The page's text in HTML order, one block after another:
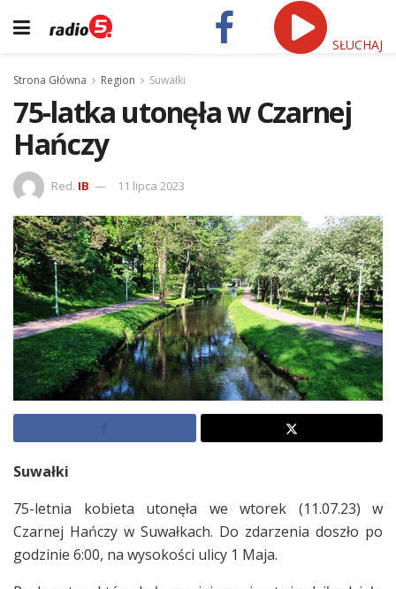
SŁUCHAJ
Strona Główna Region Suwałki
75-latka utonęła w Czarnej
Hańczy
Red. IB 11 lipca 2023
Suwałki
75-letnia kobieta utonęła we wtorek (11.07.23) w
Czarnej Hańczy w Suwałkach. Do zdarzenia doszło po
godzinie 6:00, na wysokości ulicy 1 Maja.